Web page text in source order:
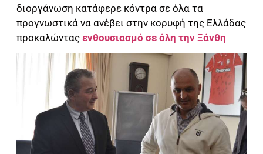
διοργάνωση κατάφερε κόντρα σε όλα τα
προγνωστικά να ανέβει στην κορυφή της Ελλάδας
προκαλώντας ενθουσιασμό σε όλη την Ξάνθη